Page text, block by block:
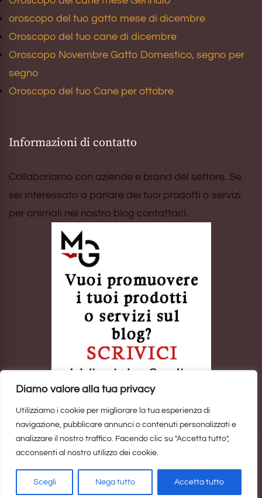
Diamo valore alla tua privacy
Utilizziamo i cookie per migliorare la tua esperienza di
navigazione, pubblicare annunci o contenuti personalizzati e
analizzare il nostro traffico. Facendo clic su "Accetta tutto",
acconsenti al nostro utilizzo dei cookie.
Scegli Nega tutto Accetta tutto
oroscopo del tuo gatto mese di dicembre
Oroscopo del tuo cane di dicembre
Oroscopo Novembre Gatto Domestico, segno per
segno
Oroscopo del tuo Cane per ottobre
Informazioni di contatto
Collaboriamo con aziende e brand del settore. Se
sei interessato a parlare dei tuoi prodotti o servizi
per animali nel nostro blog contattaci.
Sito realizzato daMarina Galatioto. ©2025 Tutti i Diritti Riservati -
Privacy Policy
Privacy Policy Copyright, Privacy & Cookies Policy